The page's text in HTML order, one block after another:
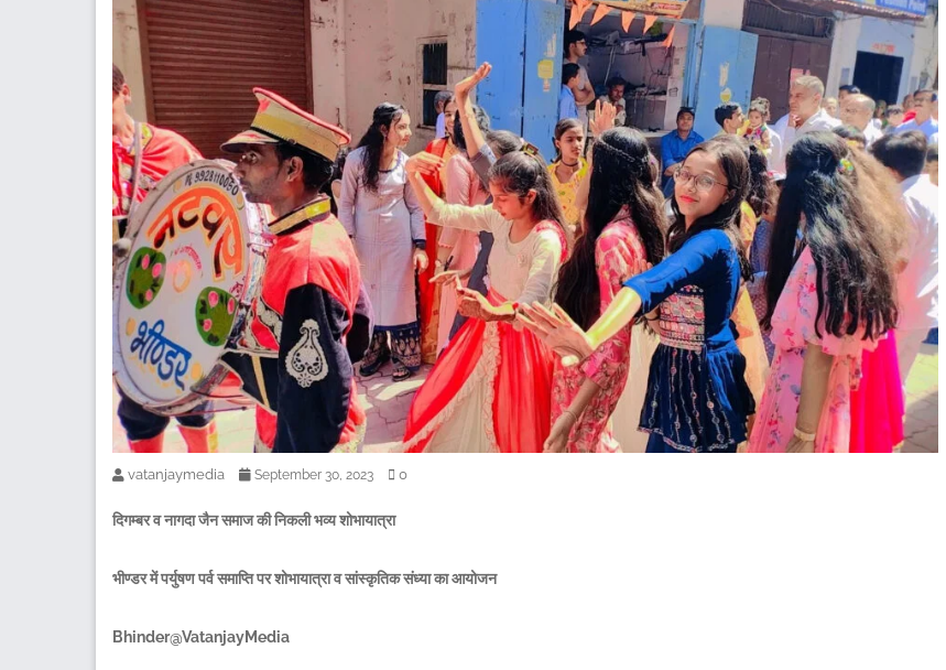
vatanjaymedia September 30, 2023 0
दिगम्बर व नागदा जैन समाज की निकली भव्य शोभायात्रा
भीण्डर में पर्युषण पर्व समाप्ति पर शोभायात्रा व सांस्कृतिक संध्या का आयोजन
Bhinder@VatanjayMedia